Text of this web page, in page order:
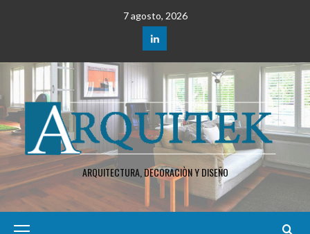
7 agosto, 2026
ARQUITECTURA, DECORACIÒN Y DISEÑO